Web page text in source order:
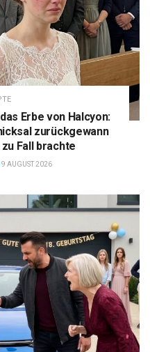
Erbe von Halcyon:
zurückgewann
Fall brachte
9 AUGUST 2026